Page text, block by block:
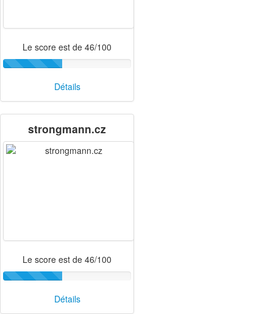
Le score est de 46/100
Détails
strongmann.cz
Le score est de 46/100
Détails